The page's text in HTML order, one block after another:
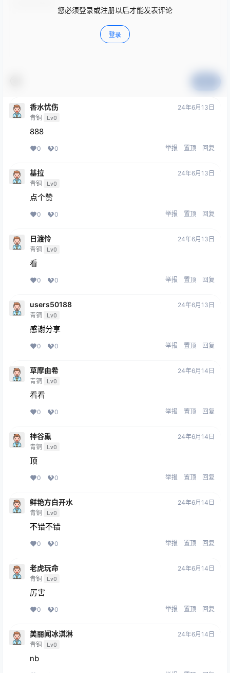
您必须登录或注册以后才能发表评论
登录
香水忧伤
青铜 Lv0
24年6月13日
888
0 0 举报 置顶 回复
基拉
青铜 Lv0
24年6月13日
点个赞
0 0 举报 置顶 回复
日渡怜
青铜 Lv0
24年6月13日
看
0 0 举报 置顶 回复
users50188
青铜 Lv0
24年6月13日
感谢分享
0 0 举报 置顶 回复
草摩由希
青铜 Lv0
24年6月14日
看看
0 0 举报 置顶 回复
神谷熏
青铜 Lv0
24年6月14日
顶
0 0 举报 置顶 回复
鲜艳方白开水
青铜 Lv0
24年6月14日
不错不错
0 0 举报 置顶 回复
老虎玩命
青铜 Lv0
24年6月14日
厉害
0 0 举报 置顶 回复
美丽闻冰淇淋
青铜 Lv0
24年6月14日
nb